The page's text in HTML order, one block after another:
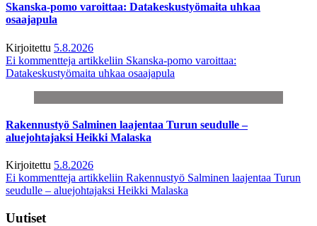
Skanska-pomo varoittaa: Datakeskustyömaita uhkaa
osaajapula
Kirjoitettu 5.8.2026
Ei kommentteja artikkeliin Skanska-pomo varoittaa:
Datakeskustyömaita uhkaa osaajapula
Rakennustyö Salminen laajentaa Turun seudulle –
aluejohtajaksi Heikki Malaska
Kirjoitettu 5.8.2026
Ei kommentteja artikkeliin Rakennustyö Salminen laajentaa Turun
seudulle – aluejohtajaksi Heikki Malaska
Uutiset